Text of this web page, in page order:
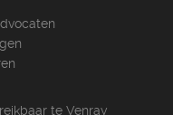
te Venray